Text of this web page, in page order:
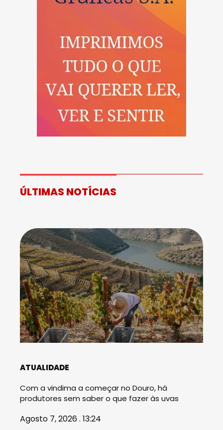
ÚLTIMAS NOTÍCIAS
ATUALIDADE
Com a vindima a começar no Douro, há
produtores sem saber o que fazer às uvas
Agosto 7, 2026 . 13:24